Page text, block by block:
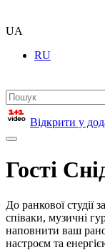
UA
RU
Відкрити у
Гості
До ранкової студії
співаки, музичні
наповнити ваш
настроєм та